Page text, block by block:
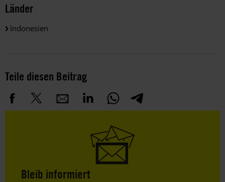
Länder
Indonesien
Teile diesen Beitrag
Bleib informiert